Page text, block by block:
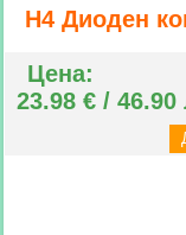
H4 Диоден
Цена:
23.98 € / 46.90